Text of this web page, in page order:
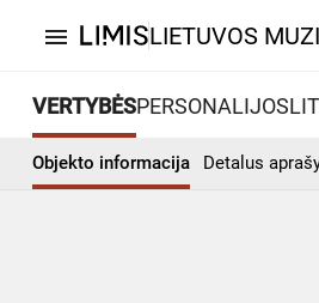
menu LIETUVOS
VERTYBĖSPERSONALIJOS
Objekto informacija Detalus